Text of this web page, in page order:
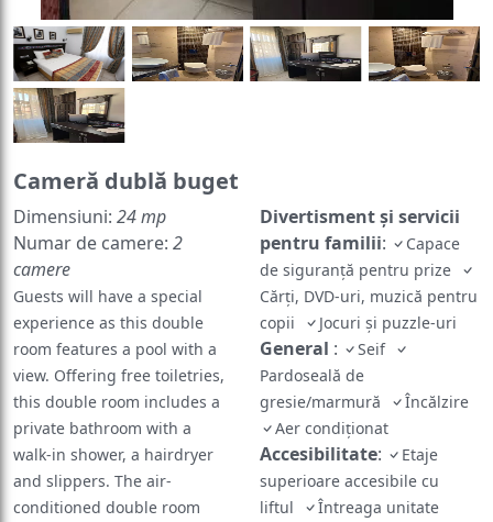
Cameră dublă buget
Dimensiuni: 24 mp
Numar de camere: 2
camere
Guests will have a special
experience as this double
room features a pool with a
view. Offering free toiletries,
this double room includes a
private bathroom with a
walk-in shower, a hairdryer
and slippers. The air-
conditioned double room
Divertisment și servicii
pentru familii:
Capace
de siguranță pentru prize
Cărți, DVD-uri, muzică pentru
copii
Jocuri și puzzle-uri
General :
Seif
Pardoseală de
gresie/marmură
Încălzire
Aer condiţionat
Accesibilitate:
Etaje
superioare accesibile cu
liftul
Întreaga unitate